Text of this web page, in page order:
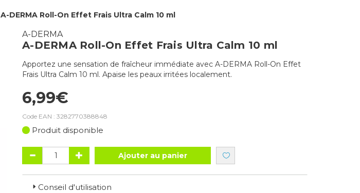
A-DERMA Roll-On Effet Frais Ultra Calm 10 ml
A-DERMA
A-DERMA Roll-On Effet Frais Ultra Calm 10 ml
Apportez une sensation de fraîcheur immédiate avec A-DERMA Roll-On Effet
Frais Ultra Calm 10 ml. Apaise les peaux irritées localement.
6,99€
Code EAN : 3282770388848
Produit disponible
Ajouter au panier
Conseil d'utilisation